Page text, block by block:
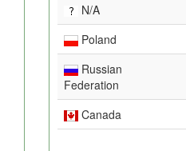
N/A
Poland
Russian
Federation
Canada